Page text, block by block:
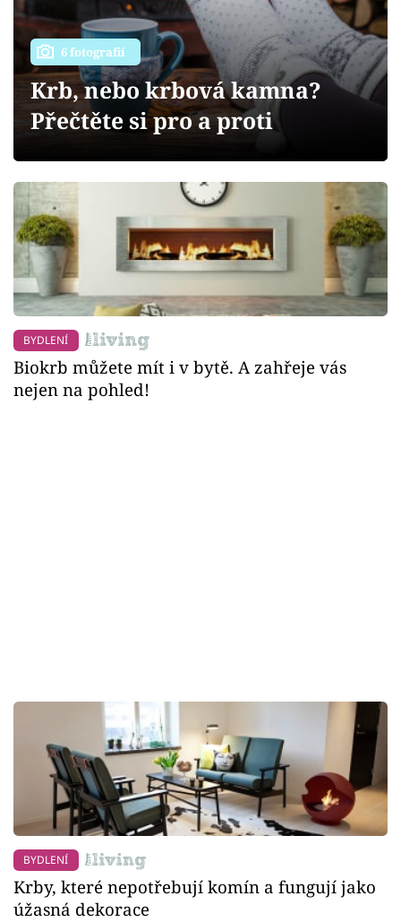
Přihlášení
Sledujte nás
6 fotografií
Krb, nebo krbová kamna?
Přečtěte si pro a proti
BYDLENÍ
Biokrb můžete mít i v bytě. A zahřeje vás
nejen na pohled!
BYDLENÍ
Krby, které nepotřebují komín a fungují jako
úžasná dekorace